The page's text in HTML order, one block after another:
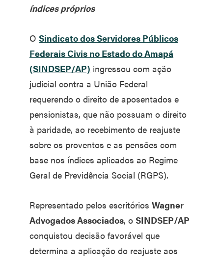
índices próprios
O Sindicato dos Servidores Públicos
Federais Civis no Estado do Amapá
(SINDSEP/AP) ingressou com ação
judicial contra a União Federal
requerendo o direito de aposentados e
pensionistas, que não possuam o direito
à paridade, ao recebimento de reajuste
sobre os proventos e as pensões com
base nos índices aplicados ao Regime
Geral de Previdência Social (RGPS).
Representado pelos escritórios Wagner
Advogados Associados, o SINDSEP/AP
conquistou decisão favorável que
determina a aplicação do reajuste aos